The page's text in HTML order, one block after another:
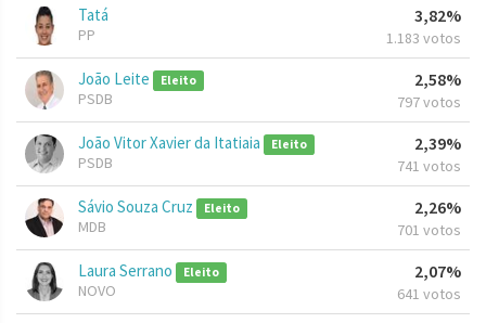
Tatá
PP
3,82%
1.183 votos
João Leite Eleito
PSDB
2,58%
797 votos
João Vitor Xavier da Itatiaia Eleito
PSDB
2,39%
741 votos
Sávio Souza Cruz Eleito
MDB
2,26%
701 votos
Laura Serrano Eleito
NOVO
2,07%
641 votos